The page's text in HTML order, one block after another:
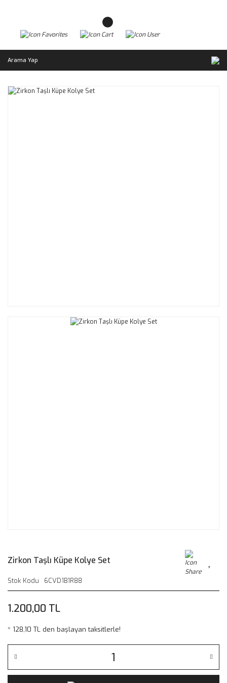
Arama Yap
Zirkon Taşlı Küpe Kolye Set
Stok Kodu 6CVD1B1R88
1.200,00 TL
* 128,10 TL den başlayan taksitlerle!